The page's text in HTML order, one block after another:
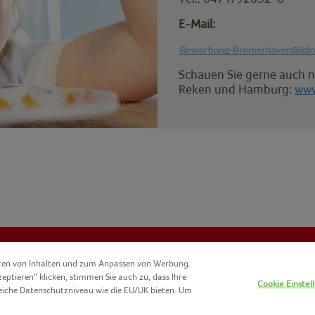
E-Mail:
Schauen Sie gerne auch
Reken und Hamburg:
IMPRESSUMEU-COOKIE RICHTLINIEN
von Inhalten und zum Anpassen von Werbung.
klicken, stimmen Sie auch zu, dass Ihre
Datenschutzniveau wie die EU/UK bieten. Um
Cookie